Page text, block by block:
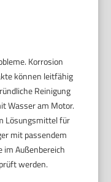
Korrosion
können leitfähig
Reinigung
Wasser am Motor.
Lösungsmittel für
mit passendem
Außenbereich
werden.